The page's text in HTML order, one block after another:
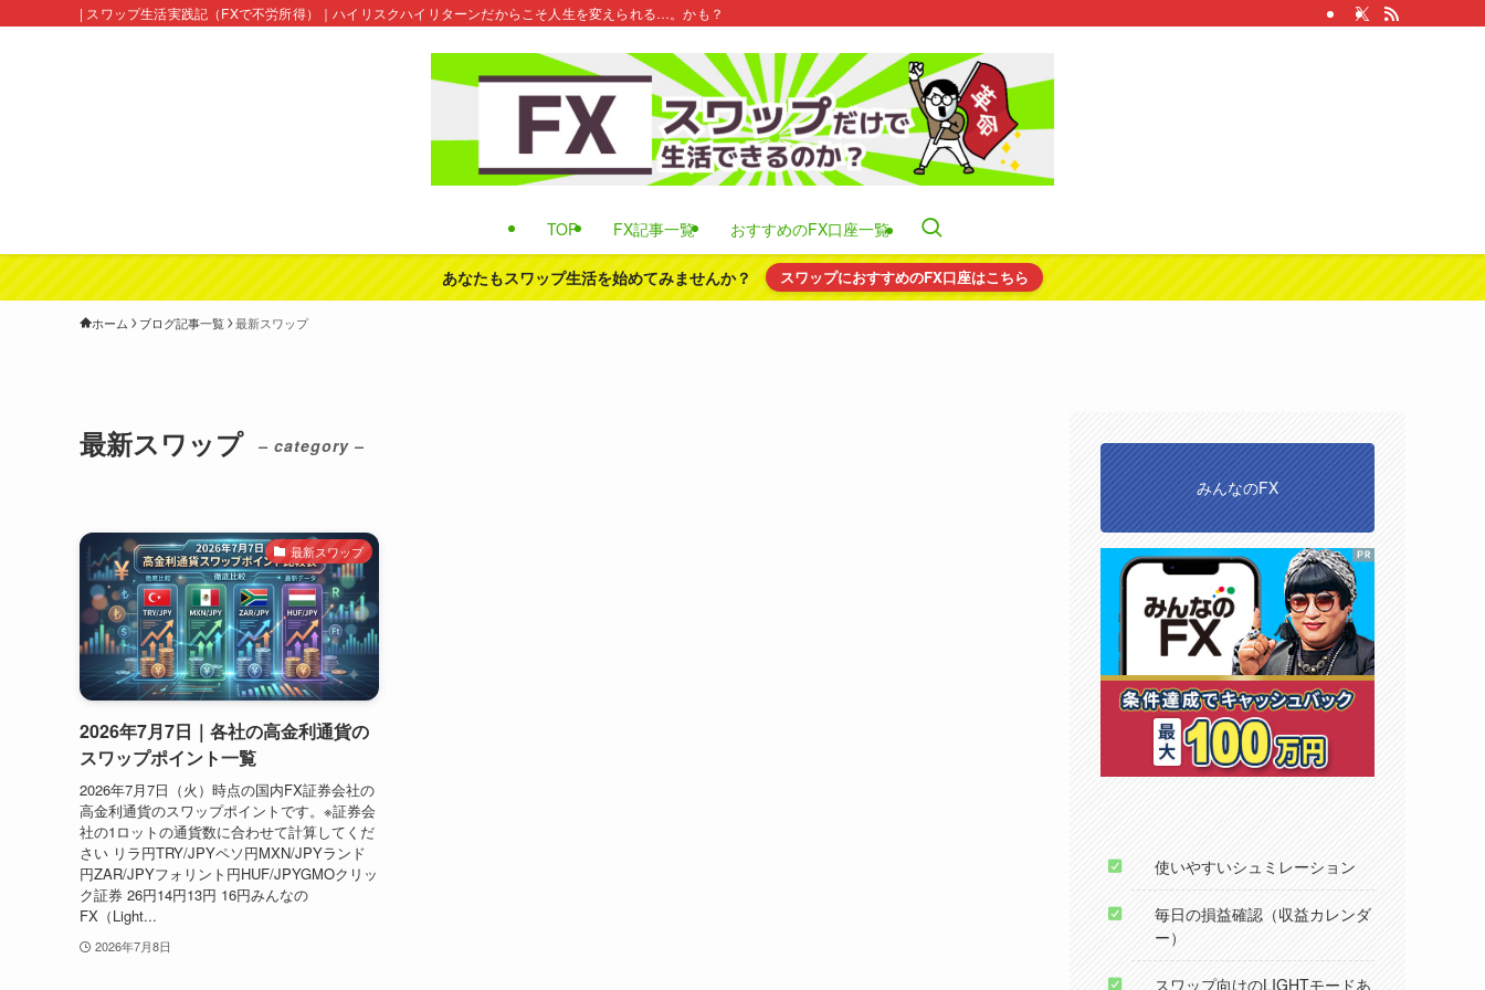
| スワップ生活実践記（FXで不労所得）｜ハイリスクハイリターンだからこそ人生を変えられる…。かも？
TOP FX記事一覧 おすすめのFX口座一覧
あなたもスワップ生活を始めてみませんか？ スワップにおすすめのFX口座はこちら
ホーム ブログ記事一覧 最新スワップ
最新スワップ – category –
最新スワップ
2026年7月7日｜各社の高金利通貨の
スワップポイント一覧
2026年7月7日（火）時点の国内FX証券会社の
高金利通貨のスワップポイントです。※証券会
社の1ロットの通貨数に合わせて計算してくだ
さい リラ円TRY/JPYペソ円MXN/JPYランド
円ZAR/JPYフォリント円HUF/JPYGMOクリッ
ク証券 26円14円13円 16円みんなの
FX（Light...
2026年7月8日
みんなのFX
使いやすいシュミレーション
毎日の損益確認（収益カレンダ
ー）
スワップ向けのLIGHTモードあ